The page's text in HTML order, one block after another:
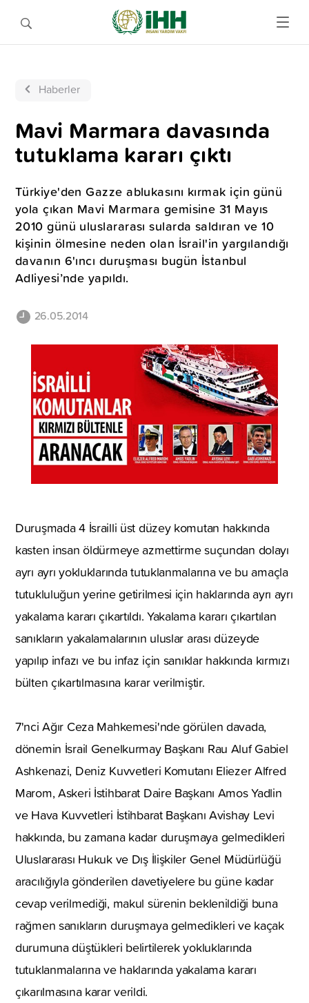
Haberler
Mavi Marmara davasında
tutuklama kararı çıktı
Türkiye'den Gazze ablukasını kırmak için günü
yola çıkan Mavi Marmara gemisine 31 Mayıs
2010 günü uluslararası sularda saldıran ve 10
kişinin ölmesine neden olan İsrail'in yargılandığı
davanın 6'ıncı duruşması bugün İstanbul
Adliyesi’nde yapıldı.
26.05.2014
Duruşmada 4 İsrailli üst düzey komutan hakkında
kasten insan öldürmeye azmettirme suçundan dolayı
ayrı ayrı yokluklarında tutuklanmalarına ve bu amaçla
tutukluluğun yerine getirilmesi için haklarında ayrı ayrı
yakalama kararı çıkartıldı. Yakalama kararı çıkartılan
sanıkların yakalamalarının uluslar arası düzeyde
yapılıp infazı ve bu infaz için sanıklar hakkında kırmızı
bülten çıkartılmasına karar verilmiştir.
7'nci Ağır Ceza Mahkemesi'nde görülen davada,
dönemin İsrail Genelkurmay Başkanı Rau Aluf Gabiel
Ashkenazi, Deniz Kuvvetleri Komutanı Eliezer Alfred
Marom, Askeri İstihbarat Daire Başkanı Amos Yadlin
ve Hava Kuvvetleri İstihbarat Başkanı Avishay Levi
hakkında, bu zamana kadar duruşmaya gelmedikleri
Uluslararası Hukuk ve Dış İlişkiler Genel Müdürlüğü
aracılığıyla gönderilen davetiyelere bu güne kadar
cevap verilmediği, makul sürenin beklenildiği buna
rağmen sanıkların duruşmaya gelmedikleri ve kaçak
durumuna düştükleri belirtilerek yokluklarında
tutuklanmalarına ve haklarında yakalama kararı
çıkarılmasına karar verildi.